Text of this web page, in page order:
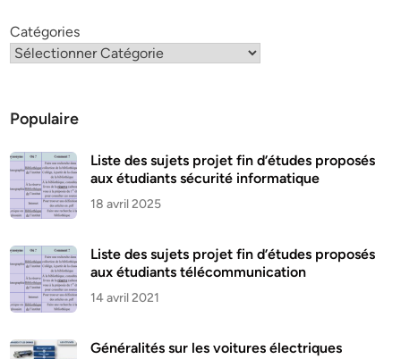
Catégories
Populaire
Liste des sujets projet fin d’études proposés
aux étudiants sécurité informatique
18 avril 2025
Liste des sujets projet fin d’études proposés
aux étudiants télécommunication
14 avril 2021
Généralités sur les voitures électriques